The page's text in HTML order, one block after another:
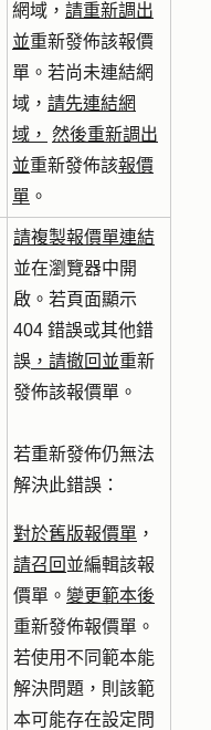
網域， 請重新調出
並重新發佈該報價
單。若尚未連結網
域， 請先連結網
域， 然後重新調出
並重新發佈該報價
單 。
請複製報價單連結
並在瀏覽器中開
啟。若頁面顯示
404 錯誤或其他錯
誤 ，請撤回並重新
發佈該報價單。
若重新發佈仍無法
解決此錯誤：
對於舊版報價單 ，
請召回 並編輯該報
價單。 變更範本後
重新發佈報價單。
若使用不同範本能
解決問題，則該範
本可能存在設定問